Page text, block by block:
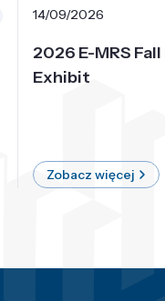
14/09/2026
2026 E-MRS
Exhibit
Zobacz więcej